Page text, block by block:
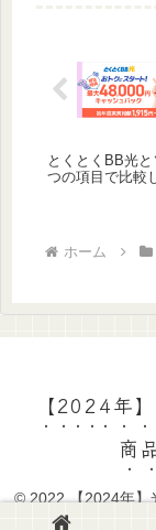
とくとくBB光
つの項目で比較
ホーム
【2024年
商
© 2022 【2024年】